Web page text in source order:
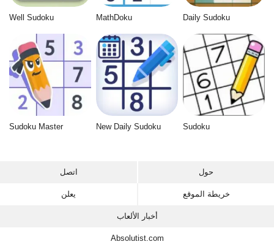
Well Sudoku MathDoku Daily Sudoku
Sudoku Master New Daily Sudoku Sudoku
اتصل حول
يعلن خريطة الموقع
أخبار الألعاب
Absolutist.com